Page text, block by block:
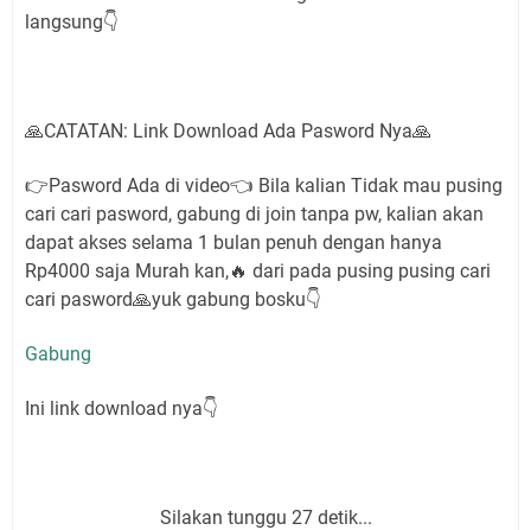
langsung👇
🙏CATATAN: Link Download Ada Pasword Nya🙏
👉Pasword Ada di video👈 Bila kalian Tidak mau pusing
cari cari pasword, gabung di join tanpa pw, kalian akan
dapat akses selama 1 bulan penuh dengan hanya
Rp4000 saja Murah kan,🔥 dari pada pusing pusing cari
cari pasword🙏yuk gabung bosku👇
Gabung
Ini link download nya👇
Silakan tunggu 26 detik...